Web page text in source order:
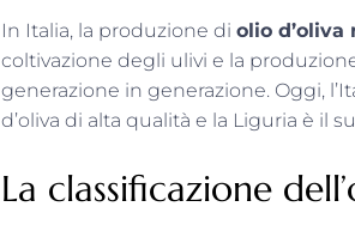
In Italia, la produzione diolio d’oliva
coltivazione degli ulivi e la
generazione in generazione. Oggi,
d’oliva di alta qualità e la Liguria è il
La classificazione